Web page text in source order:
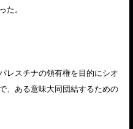
。
レスチナの領有権を目的にシオ
、ある意味大同団結するための